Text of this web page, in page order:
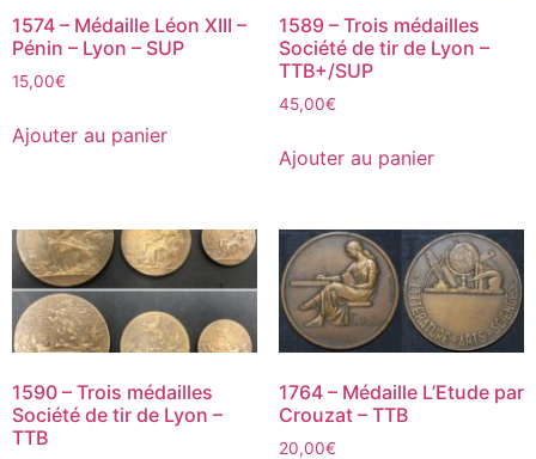
1574 – Médaille Léon XIII –
Pénin – Lyon – SUP
15,00€
Ajouter au panier
1589 – Trois médailles
Société de tir de Lyon –
TTB+/SUP
45,00€
Ajouter au panier
1590 – Trois médailles
Société de tir de Lyon –
TTB
1764 – Médaille L’Etude par
Crouzat – TTB
20,00€